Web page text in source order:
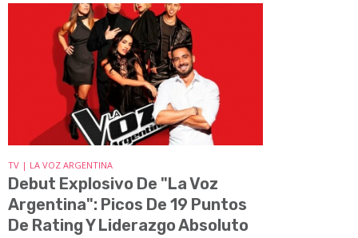
TV | LA VOZ ARGENTINA
Debut Explosivo De "La Voz
Argentina": Picos De 19 Puntos
De Rating Y Liderazgo Absoluto